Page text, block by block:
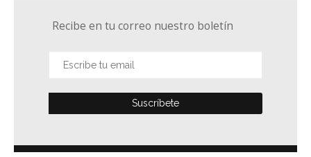
Recibe en tu correo nuestro boletín